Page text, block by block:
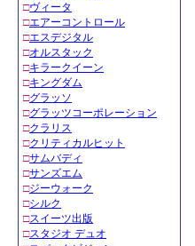
□ヴィータ
□エアーコントロール
□エスデジタル
□オルスタック
□キラークイーン
□キングダム
□グラッソ
□グラッツコーポレーション
□クラリス
□クリティカルヒット
□サムバディ
□サンズエム
□ジーウォーク
□シルク
□スイーツ出版
□スタジオ デュオ